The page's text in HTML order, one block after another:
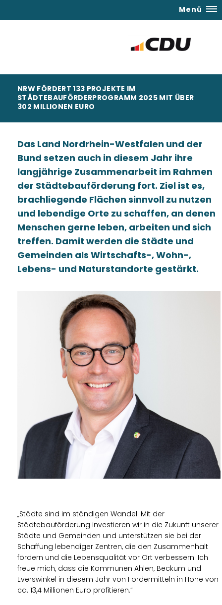
Menü
NRW FÖRDERT 133 PROJEKTE IM
STÄDTEBAUFÖRDERPROGRAMM 2025 MIT ÜBER
302 MILLIONEN EURO
Das Land Nordrhein-Westfalen und der
Bund setzen auch in diesem Jahr ihre
langjährige Zusammenarbeit im Rahmen
der Städtebauförderung fort. Ziel ist es,
brachliegende Flächen sinnvoll zu nutzen
und lebendige Orte zu schaffen, an denen
Menschen gerne leben, arbeiten und sich
treffen. Damit werden die Städte und
Gemeinden als Wirtschafts-, Wohn-,
Lebens- und Naturstandorte gestärkt.
Städte sind im ständigen Wandel. Mit der
Städtebauförderung investieren wir in die Zukunft unserer
Städte und Gemeinden und unterstützen sie bei der
Schaffung lebendiger Zentren, die den Zusammenhalt
fördern und die Lebensqualität vor Ort verbessern. Ich
freue mich, dass die Kommunen Ahlen, Beckum und
Everswinkel in diesem Jahr von Fördermitteln in Höhe von
ca. 13,4 Millionen Euro profitieren.“